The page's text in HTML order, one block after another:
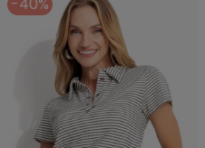
-40%